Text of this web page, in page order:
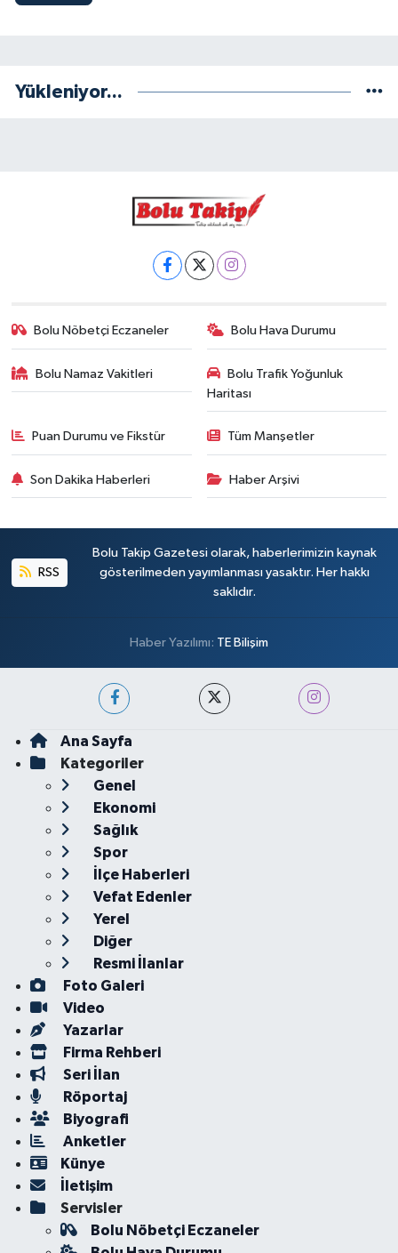
Yükleniyor...
Bolu Nöbetçi Eczaneler Bolu Hava Durumu
Bolu Namaz Vakitleri
Bolu Trafik Yoğunluk
Haritası
Puan Durumu ve Fikstür Tüm Manşetler
Son Dakika Haberleri Haber Arşivi
RSS
Bolu Takip Gazetesi olarak, haberlerimizin kaynak
gösterilmeden yayımlanması yasaktır. Her hakkı
saklıdır.
Haber Yazılımı: TE Bilişim
Ana Sayfa
Kategoriler
Genel
Ekonomi
Sağlık
Spor
İlçe Haberleri
Vefat Edenler
Yerel
Diğer
Resmi İlanlar
Foto Galeri
Video
Yazarlar
Firma Rehberi
Seri İlan
Röportaj
Biyografi
Anketler
Künye
İletişim
Servisler
Bolu Nöbetçi Eczaneler